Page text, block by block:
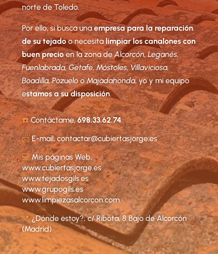
norte de Toledo.
Por ello, si busca unaempresa para la reparación
de su tejadoo necesitalimpiar los canalones con
buen precioen la zona deAlcorcón, Leganés,
Fuenlabrada, Getafe, Móstoles, Villaviciosa,
Boadilla, Pozuelo o Majadahonda,yo y mi equipo
estamos a su disposición.
☎️Contáctame,698.33.62.74
📨E-mail,contactar@cubiertasjorge.es
💻Mis páginas Web,
www.cubiertasjorge.es
www.tejadosgils.es
www.grupogils.es
www.limpiezasalcorcon.com
📍¿Dónde estoy?; c/ Ribota, 8 Bajo de Alcorcón
(Madrid)